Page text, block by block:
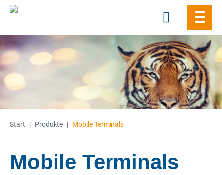
Skip
to
content
Start | Produkte | Mobile Terminals
Mobile Terminals